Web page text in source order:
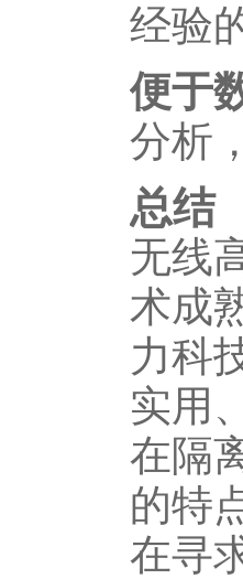
经验
便于
分析
总结
无线
术成
力科
实用
在隔
的特
在寻